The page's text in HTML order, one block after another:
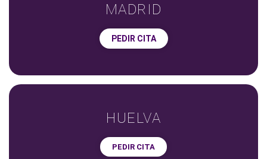
MADRID
PEDIR CITA
HUELVA
PEDIR CITA